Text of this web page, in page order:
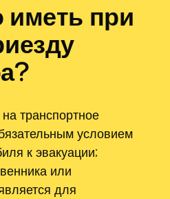
иметь при
транспортное
условием
к эвакуации;
или
для